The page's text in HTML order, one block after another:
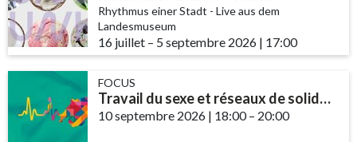
Rhythmus einer Stadt - Live aus dem
Landesmuseum
16 juillet accessibility.time_to
– 5 septembre 2026 | 17:00
FOCUS
Travail du sexe et réseaux de solidarité – le rôle des communautés et des ...
10 septembre 2026 | 18:00– 20:00